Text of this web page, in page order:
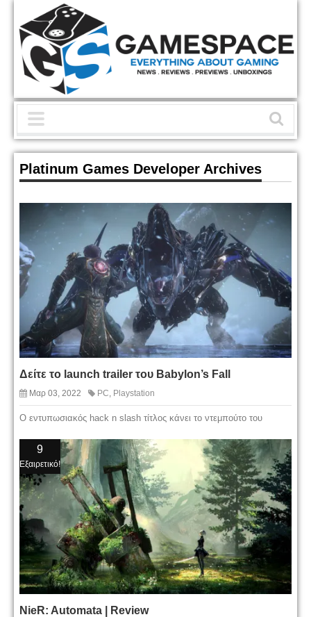
Platinum Games Developer Archives
Δείτε το launch trailer του Babylon’s Fall
Μαρ 03, 2022 PC, Playstation
Ο εντυπωσιακός hack n slash τίτλος κάνει το ντεμπούτο του
9
Εξαιρετικό!
NieR: Automata | Review